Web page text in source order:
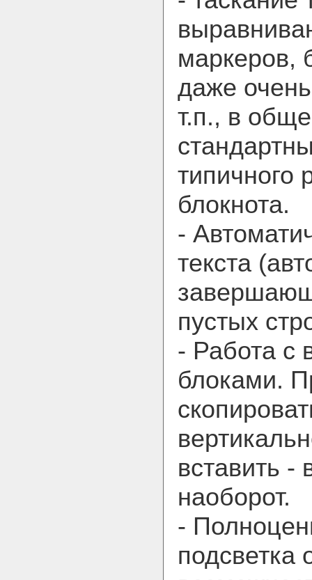
маркеров,
даже
т.п., в
типичного
блокнота.
-
текста
пустых
- Работа с
блоками.
вставить -
наоборот.
-